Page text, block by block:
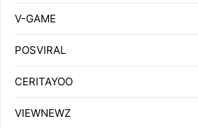
V-GAME
POSVIRAL
CERITAYOO
VIEWNEWZ